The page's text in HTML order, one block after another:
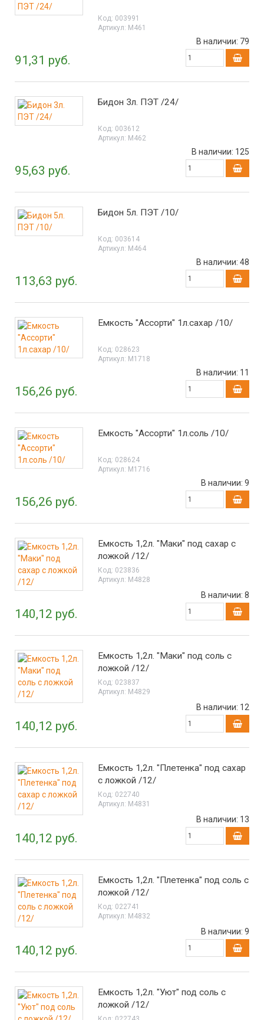
Код: 003991
Артикул: М461
91,31 руб.
В наличии: 79
Бидон 3л. ПЭТ /24/
Код: 003612
Артикул: М462
95,63 руб.
В наличии: 125
Бидон 5л. ПЭТ /10/
Код: 003614
Артикул: М464
113,63 руб.
В наличии: 48
Емкость "Ассорти" 1л.сахар /10/
Код: 028623
Артикул: М1718
156,26 руб.
В наличии: 11
Емкость "Ассорти" 1л.соль /10/
Код: 028624
Артикул: М1716
156,26 руб.
В наличии: 9
Емкость 1,2л. "Маки" под сахар с
ложкой /12/
Код: 023836
Артикул: М4828
140,12 руб.
В наличии: 8
Емкость 1,2л. "Маки" под соль с
ложкой /12/
Код: 023837
Артикул: М4829
140,12 руб.
В наличии: 12
Емкость 1,2л. "Плетенка" под сахар
с ложкой /12/
Код: 022740
Артикул: М4831
140,12 руб.
В наличии: 13
Емкость 1,2л. "Плетенка" под соль с
ложкой /12/
Код: 022741
Артикул: М4832
140,12 руб.
В наличии: 9
Емкость 1,2л. "Уют" под соль с
ложкой /12/